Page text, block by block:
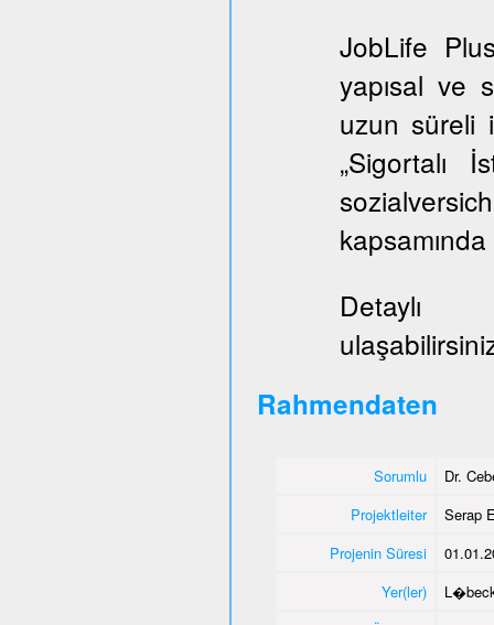
JobLife
yapısal ve
uzun süreli
„Sigortalı
Rahmendaten
Sorumlu
Dr.
Projektleiter
Serap
Projenin Süresi
Yer(ler)